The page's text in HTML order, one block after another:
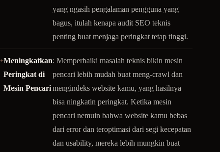
yang ngasih pengalaman pengguna yang
bagus, itulah kenapa audit SEO teknis
penting buat menjaga peringkat tetap tinggi.
Meningkatkan
Peringkat di
Mesin Pencari
: Memperbaiki masalah teknis bikin mesin
pencari lebih mudah buat meng-crawl dan
mengindeks website kamu, yang hasilnya
bisa ningkatin peringkat. Ketika mesin
pencari nemuin bahwa website kamu bebas
dari error dan teroptimasi dari segi kecepatan
dan usability, mereka lebih mungkin buat